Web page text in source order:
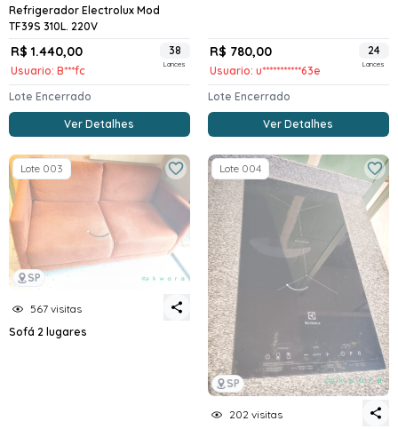
Refrigerador Electrolux Mod
TF39S 310L. 220V
R$ 1.440,00
Usuario: B***fc
38
Lances
Lote Encerrado
Ver Detalhes
R$ 780,00
Usuario: u***********63e
24
Lances
Lote Encerrado
Ver Detalhes
SP
Lote 003
567 visitas
Sofá 2 lugares
SP
Lote 004
202 visitas